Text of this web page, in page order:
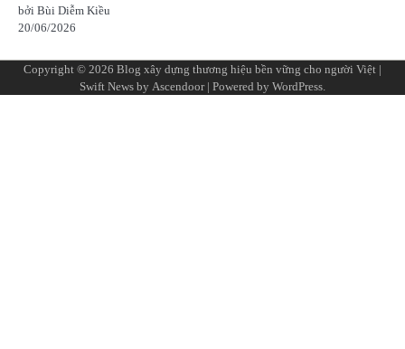
bởi Bùi Diễm Kiều
20/06/2026
Copyright © 2026 Blog xây dựng thương hiệu bền vững cho người Việt |
Swift News by Ascendoor| Powered by WordPress.